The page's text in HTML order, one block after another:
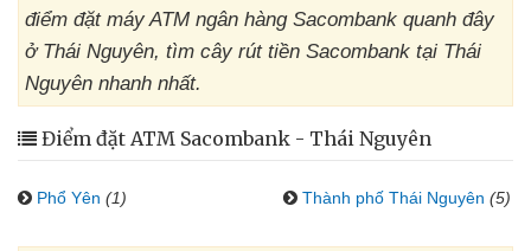
điểm đặt máy ATM ngân hàng Sacombank quanh đây
ở Thái Nguyên, tìm cây rút tiền Sacombank tại Thái
Nguyên nhanh nhất.
Điểm đặt ATM Sacombank - Thái Nguyên
Phổ Yên (1) Thành phố Thái Nguyên (5)